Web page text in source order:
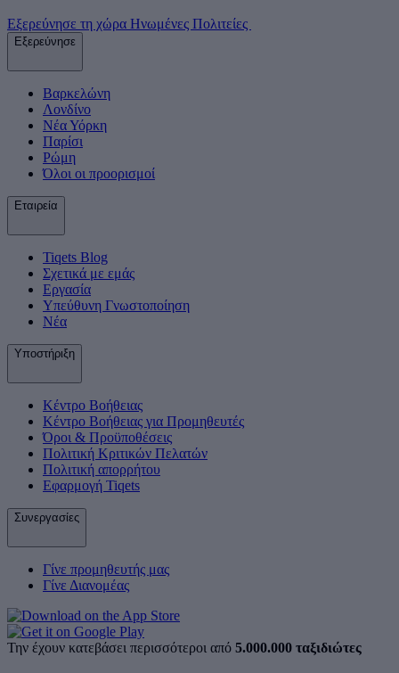
Εξερεύνησε τη χώρα Ηνωμένες Πολιτείες
Εξερεύνησε
Βαρκελώνη
Λονδίνο
Νέα Υόρκη
Παρίσι
Ρώμη
Όλοι οι προορισμοί
Εταιρεία
Tiqets Βlog
Σχετικά με εμάς
Εργασία
Υπεύθυνη Γνωστοποίηση
Νέα
Υποστήριξη
Κέντρο Βοήθειας
Κέντρο Βοήθειας για Προμηθευτές
Όροι & Προϋποθέσεις
Πολιτική Κριτικών Πελατών
Πολιτική απορρήτου
Εφαρμογή Tiqets
Συνεργασίες
Γίνε προμηθευτής μας
Γίνε Διανομέας
Την έχουν κατεβάσει περισσότεροι από 5.000.000 ταξιδιώτες